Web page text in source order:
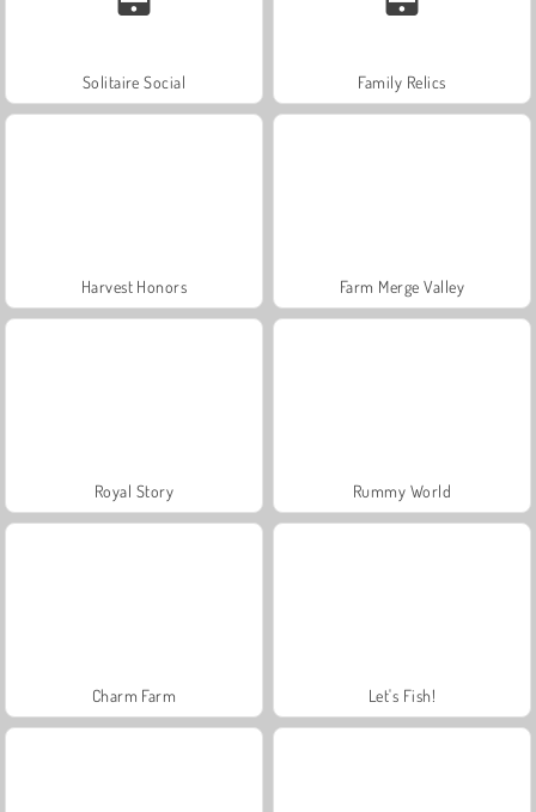
Solitaire Social Family Relics
Harvest Honors Farm Merge Valley
Royal Story Rummy World
Charm Farm Let's Fish!